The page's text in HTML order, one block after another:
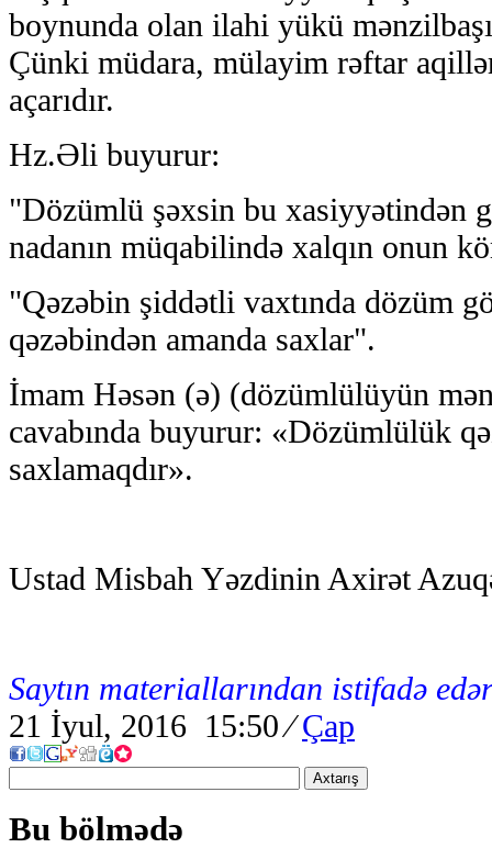
boynunda olan ilahi yükü
Çünki müdara, mülayim rəftar
açarıdır.
Hz.Əli buyurur:
"Dözümlü şəxsin bu xasiyyətindən
nadanın müqabilində xalqın onun
"Qəzəbin şiddətli vaxtında dözüm
qəzəbindən amanda saxlar".
İmam Həsən (ə) (dözümlülüyün
cavabında buyurur: «Dözümlülük
saxlamaqdır».
Ustad Misbah Yəzdinin Axirət
Saytın materiallarından istifadə
21 İyul, 2016 15:50⁄ Çap
Axtarış
Bu bölmədə